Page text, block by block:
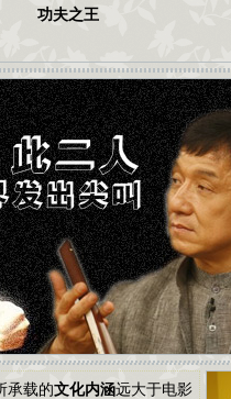
功夫之王
载的文化内涵远大于电影